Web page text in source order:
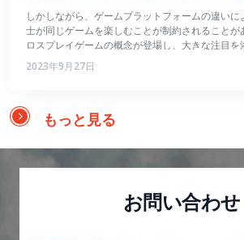
しかしながら、ゲームプラットフォームの違い
士が同じゲームを楽しむことが制約されることが
ロスプレイゲームの概念が登場し、大きな注目を
2023年9月27日
もっと見る
お問い合わせ